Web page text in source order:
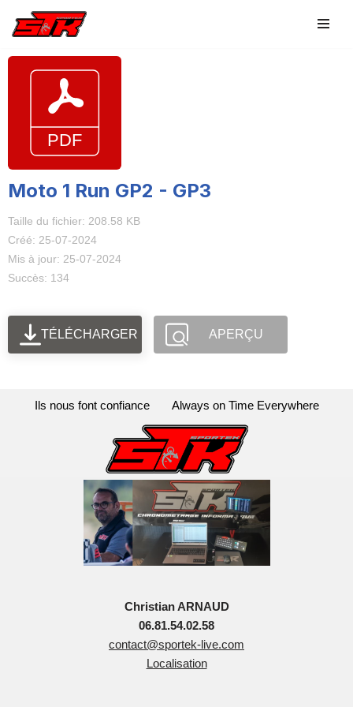
contenu
Moto 1 Run GP2 - GP3
Taille du fichier: 208.58 KB
Créé: 25-07-2024
Mis à jour: 25-07-2024
Succès: 134
TÉLÉCHARGER APERÇU
Ils nous font confiance Always on Time Everywhere
Christian ARNAUD
06.81.54.02.58
contact@sportek-live.com
Localisation